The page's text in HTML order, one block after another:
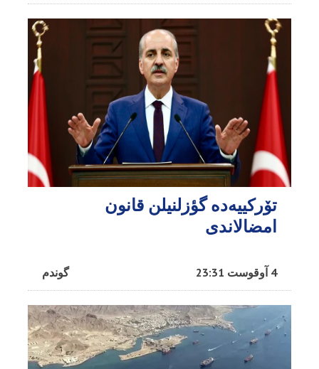
تۆرکییه‌ده گؤزلنیلن قانون
امضالاندی
گوندم 4 آوقوست 23:31